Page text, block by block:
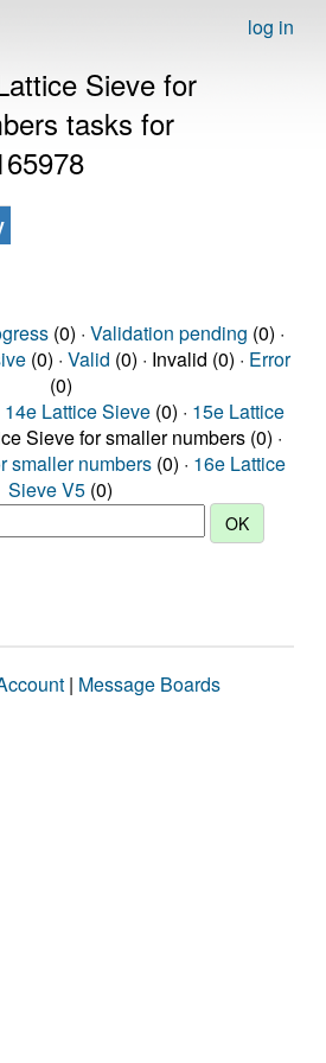
log in
Sieve for
tasks for
(0) · Validation pending (0) ·
(0) · Valid (0) · Invalid (0) · Error
(0)
14e Lattice Sieve (0) · 15e Lattice
Sieve for smaller numbers (0) ·
smaller numbers (0) · 16e Lattice
Sieve V5 (0)
| Message Boards